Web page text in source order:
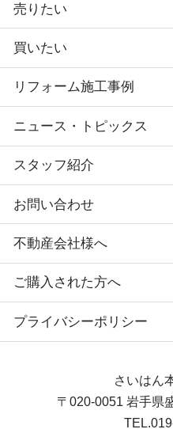
売りたい
買いたい
リフォーム施工事例
ニュース・トピックス
スタッフ紹介
お問い合わせ
不動産会社様へ
ご購入された方へ
プライバシーポリシー
さいはん
〒020-0051 岩手県
TEL.